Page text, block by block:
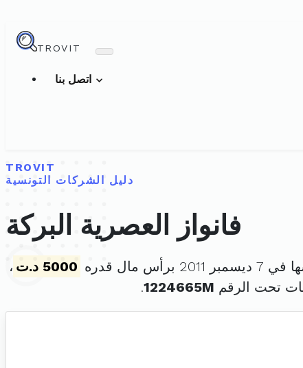
TROVIT
TROVIT
دليل الشركات التونسية
فانواز العصرية البركة
برأس مال قدره 5000 د.ت
،
تحت الرقم 1224665M
.